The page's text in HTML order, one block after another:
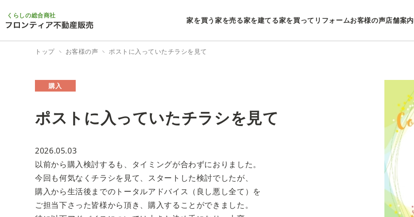
くらしの総合商社
家を買う 家を売る家を建てる家を買ってリフォームお客様の声店舗案内
トップ お客様の声 ポストに入っていたチラシを見て
購入
ポストに入っていたチラシを見て
2026.05.03
以前から購入検討するも、タイミングが合わずにおりました。
今回も何気なくチラシを見て、スタートした検討でしたが、
購入から生活後までのトータルアドバイス（良し悪し全て）を
ご担当下さった皆様から頂き、購入することができました。